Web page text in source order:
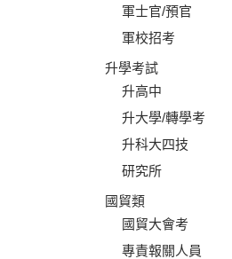
軍士官/預官
軍校招考
升學考試
升高中
升大學/轉學考
升科大四技
研究所
國貿類
國貿大會考
專責報關人員